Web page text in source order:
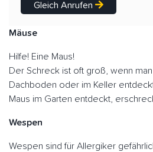
Gleich Anrufen
Mäuse
Hilfe! Eine Maus!
Der Schreck ist oft groß, wenn
Dachboden oder im Keller
Maus im Garten entdeckt,
Wespen
Wespen sind für Allergiker